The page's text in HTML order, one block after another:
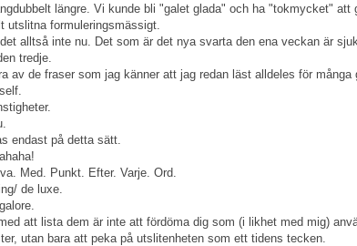
längre. Vi kunde bli "galet glada" och ha "tokmycket" att
utslitna formuleringsmässigt.
alltså inte nu. Det som är det nya svarta den ena veckan är
tredje.
av de fraser som jag känner att jag redan läst alldeles för många
endast på detta sätt.
Med. Punkt. Efter. Varje. Ord.
de luxe.
att lista dem är inte att fördöma dig som (i likhet med mig)
utan bara att peka på utslitenheten som ett tidens tecken.